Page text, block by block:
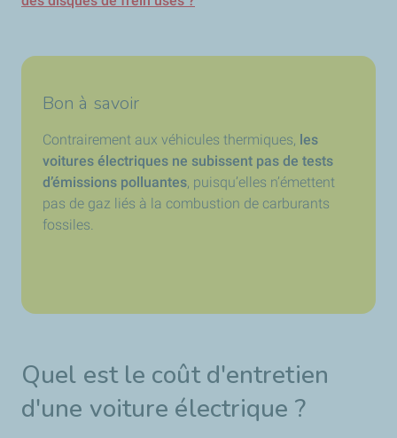
Bon à savoir
Contrairement aux véhicules thermiques, les
voitures électriques ne subissent pas de tests
d’émissions polluantes, puisqu’elles n’émettent
pas de gaz liés à la combustion de carburants
fossiles.
Quel est le coût d'entretien
d'une voiture électrique ?